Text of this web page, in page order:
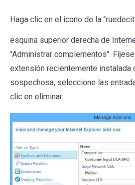
Haga clic en el icono de la
esquina superior derecha de
"Administrar complementos".
extensión recientemente instalada
sospechosa, seleccione las
clic en eliminar.